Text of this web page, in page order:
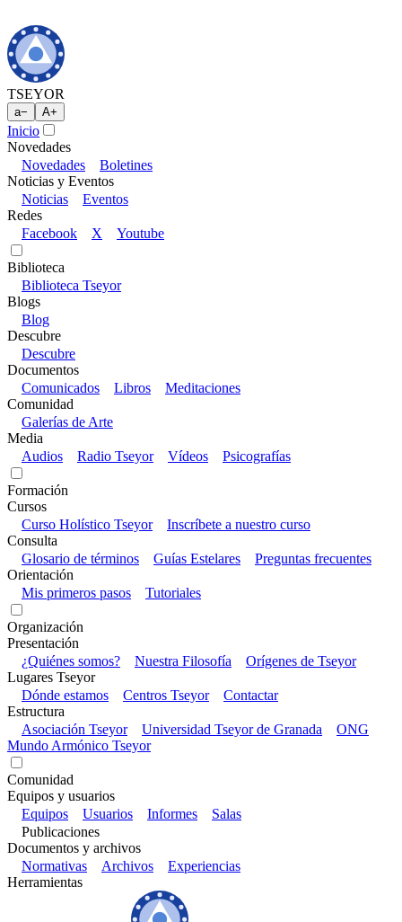
TSEYOR
a− A+
Inicio
Novedades
Novedades
Boletines
Noticias y Eventos
Noticias
Eventos
Redes
Facebook
X Youtube
Biblioteca
Biblioteca Tseyor
Blogs
Blog
Descubre
Descubre
Documentos
Comunicados
Libros
Meditaciones
Comunidad
Galerías de Arte
Media
Audios
Radio Tseyor Vídeos Psicografías
Formación
Cursos
Curso Holístico Tseyor
Inscríbete a nuestro curso
Consulta
Glosario de términos
Guías Estelares
Preguntas frecuentes
Orientación
Mis primeros pasos
Tutoriales
Organización
Presentación
¿Quiénes somos?
Nuestra Filosofía
Orígenes de Tseyor
Lugares Tseyor
Dónde estamos
Centros Tseyor
Contactar
Estructura
Asociación Tseyor
Universidad Tseyor de Granada
ONG
Mundo Armónico Tseyor
Comunidad
Equipos y usuarios
Equipos
Usuarios Informes
Salas
Publicaciones
Documentos y archivos
Normativas
Archivos
Experiencias
Herramientas